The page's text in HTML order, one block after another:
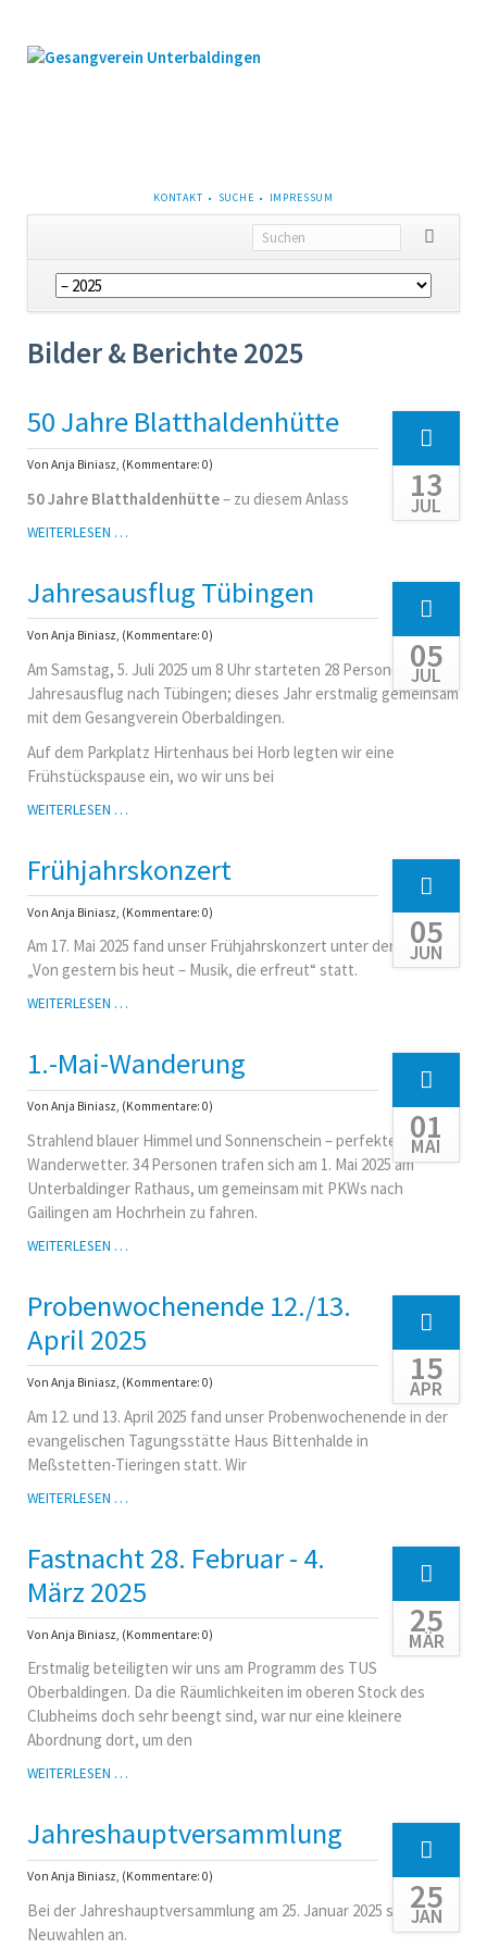
NAVIGATION
ÜBERSPRINGEN
KONTAKT SUCHE IMPRESSUM
Navigation
überspringen
Bilder & Berichte 2025
50 Jahre Blatthaldenhütte
13
JUL
Von Anja Biniasz, (Kommentare: 0)
50 Jahre Blatthaldenhütte– zu diesem Anlass
WEITERLESEN …50
Jahresausflug Tübingen
05
JUL
Von Anja Biniasz, (Kommentare: 0)
Am Samstag, 5. Juli 2025 um 8 Uhr starteten 28 Personen zum
Jahresausflug nach Tübingen; dieses Jahr erstmalig gemeinsam
mit dem Gesangverein Oberbaldingen.
Auf dem Parkplatz Hirtenhaus bei Horb legten wir eine
Frühstückspause ein, wo wir uns bei
WEITERLESEN …JAHRESAUSFLUG
Frühjahrskonzert
05
JUN
Von Anja Biniasz, (Kommentare: 0)
Am 17. Mai 2025 fand unser Frühjahrskonzert unter dem Motto
„Von gestern bis heut – Musik, die erfreut“ statt.
WEITERLESEN …FRÜHJAHRSKONZERT
1.-Mai-Wanderung
01
MAI
Von Anja Biniasz, (Kommentare: 0)
Strahlend blauer Himmel und Sonnenschein – perfektes
Wanderwetter. 34 Personen trafen sich am 1. Mai 2025 am
Unterbaldinger Rathaus, um gemeinsam mit PKWs nach
Gailingen am Hochrhein zu fahren.
WEITERLESEN …1.-
Probenwochenende 12./13.
April 2025
15
APR
Von Anja Biniasz, (Kommentare: 0)
Am 12. und 13. April 2025 fand unser Probenwochenende in der
evangelischen Tagungsstätte Haus Bittenhalde in
Meßstetten-Tieringen statt. Wir
WEITERLESEN …PROBENWOCHENENDE
2025
Fastnacht 28. Februar - 4.
März 2025
25
MÄR
Von Anja Biniasz, (Kommentare: 0)
Erstmalig beteiligten wir uns am Programm des TUS
Oberbaldingen. Da die Räumlichkeiten im oberen Stock des
Clubheims doch sehr beengt sind, war nur eine kleinere
Abordnung dort, um den
WEITERLESEN …FASTNACHT
-
MÄRZ
Jahreshauptversammlung
25
JAN
Von Anja Biniasz, (Kommentare: 0)
Bei der Jahreshauptversammlung am 25. Januar 2025 standen
Neuwahlen an.